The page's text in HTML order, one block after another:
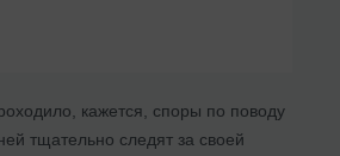
кажется, споры по поводу
тщательно следят за своей